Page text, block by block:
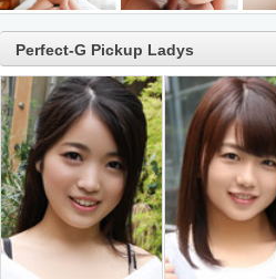
Perfect-G Pickup Ladys